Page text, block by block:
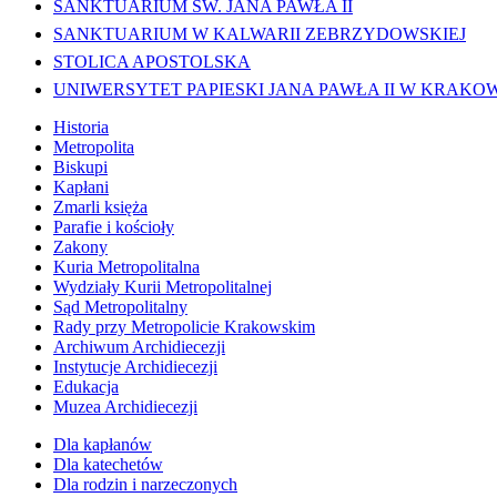
SANKTUARIUM ŚW. JANA PAWŁA II
SANKTUARIUM W KALWARII ZEBRZYDOWSKIEJ
STOLICA APOSTOLSKA
UNIWERSYTET PAPIESKI JANA PAWŁA II W
Historia
Metropolita
Biskupi
Kapłani
Zmarli księża
Parafie i kościoły
Zakony
Kuria Metropolitalna
Wydziały Kurii Metropolitalnej
Sąd Metropolitalny
Rady przy Metropolicie Krakowskim
Archiwum Archidiecezji
Instytucje Archidiecezji
Edukacja
Muzea Archidiecezji
Dla kapłanów
Dla katechetów
Dla rodzin i narzeczonych